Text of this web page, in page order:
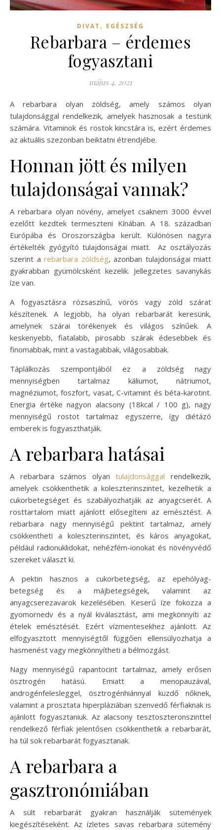
DIVAT , EGÉSZSÉG
Rebarbara – érdemes
fogyasztani
május 4, 2021
A rebarbara olyan zöldség, amely számos olyan
tulajdonsággal rendelkezik, amelyek hasznosak a testünk
számára. Vitaminok és rostok kincstára is, ezért érdemes
az aktuális szezonban beiktatni étrendjébe.
Honnan jött és milyen
tulajdonságai vannak?
A rebarbara olyan növény, amelyet csaknem 3000 évvel
ezelőtt kezdtek termeszteni Kínában. A 18. században
Európába és Oroszországba került. Különösen nagyra
értékelték gyógyító tulajdonságai miatt. Az osztályozás
szerint a rebarbara zöldség, azonban tulajdonságai miatt
gyakrabban gyümölcsként kezelik. Jellegzetes savanykás
íze van.
A fogyasztásra rózsaszínű, vörös vagy zöld szárat
készítenek. A legjobb, ha olyan rebarbarát keresünk,
amelynek szárai törékenyek és világos színűek. A
keskenyebb, fiatalabb, pirosabb szárak édesebbek és
finomabbak, mint a vastagabbak, világosabbak.
Táplálkozás szempontjából ez a zöldség nagy
mennyiségben tartalmaz káliumot, nátriumot,
magnéziumot, foszfort, vasat, C-vitamint és béta-karotint.
Energia értéke nagyon alacsony (18kcal / 100 g), nagy
mennyiségű rostot tartalmaz egyszerre, így diétázó
emberek is fogyaszthatják.
A rebarbara hatásai
A rebarbara számos olyantulajdonsággal rendelkezik,
amelyek csökkenthetik a koleszterinszintet, kezelhetik a
cukorbetegséget és szabályozhatják az anyagcserét. A
rosttartalom miatt ajánlott elősegíteni az emésztést. A
rebarbara nagy mennyiségű pektint tartalmaz, amely
csökkentheti a koleszterinszintet, és káros anyagokat,
például radionuklidokat, nehézfém-ionokat és növényvédő
szereket választ ki.
A pektin hasznos a cukorbetegség, az epehólyag-
betegség és a májbetegségek, valamint az
anyagcserezavarok kezelésében. Keserű íze fokozza a
gyomornedv és a nyál kiválasztást, ami megkönnyíti az
ételek emésztését. Ezért vízmentesekhez ajánlott. Az
elfogyasztott mennyiségtől függően ellensúlyozhatja a
hasmenést vagy megkönnyítheti a bélmozgást.
Nagy mennyiségű rapantocint tartalmaz, amely erősen
ösztrogén hatású. Emiatt a menopauzával,
androgénfelesleggel, ösztrogénhiánnyal küzdő nőknek,
valamint a prosztata hiperpláziában szenvedő férfiaknak is
ajánlott fogyasztaniuk. Az alacsony tesztoszteronszinttel
rendelkező férfiak jelentősen csökkenthetik a rebarbarát,
ha túl sok rebarbarát fogyasztanak.
A rebarbara a
gasztronómiában
A sült rebarbarát gyakran használják sütemények
kiegészítéseként. Az ízletes savas rebarbara sütemény